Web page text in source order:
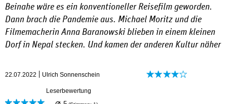
Beinahe wäre es ein konventioneller Reisefilm geworden.
Dann brach die Pandemie aus. Michael Moritz und die
Filmemacherin Anna Baranowski blieben in einem kleinen
Dorf in Nepal stecken. Und kamen der anderen Kultur näher
22.07.2022 Ulrich Sonnenschein
Leserbewertung